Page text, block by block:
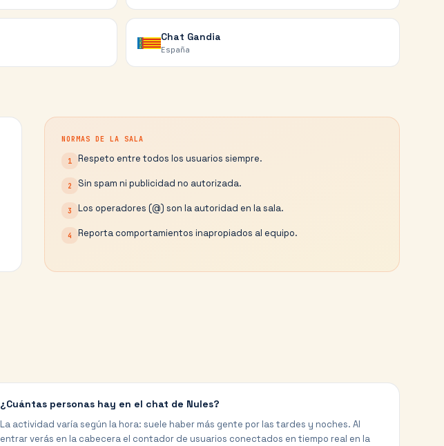
Chat Gandia
España
NORMAS DE LA SALA
1 Respeto entre todos los usuarios siempre.
2 Sin spam ni publicidad no autorizada.
3 Los operadores (@) son la autoridad en la sala.
4 Reporta comportamientos inapropiados al equipo.
¿Cuántas personas hay en el chat de Nules?
La actividad varía según la hora: suele haber más gente por las tardes y noches. Al
entrar verás en la cabecera el contador de usuarios conectados en tiempo real en la